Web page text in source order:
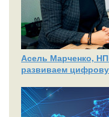
Асель Марченко,
развиваем